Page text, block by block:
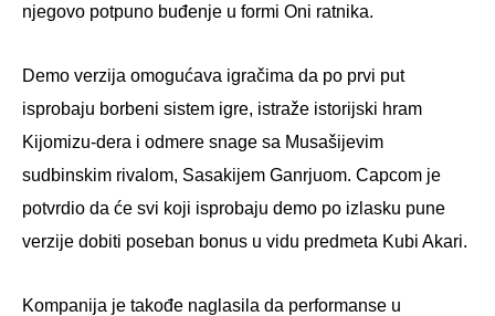
njegovo potpuno buđenje u formi Oni ratnika.
Demo verzija omogućava igračima da po prvi put
isprobaju borbeni sistem igre, istraže istorijski hram
Kijomizu-dera i odmere snage sa Musašijevim
sudbinskim rivalom, Sasakijem Ganrjuom. Capcom je
potvrdio da će svi koji isprobaju demo po izlasku pune
verzije dobiti poseban bonus u vidu predmeta Kubi Akari.
Kompanija je takođe naglasila da performanse u